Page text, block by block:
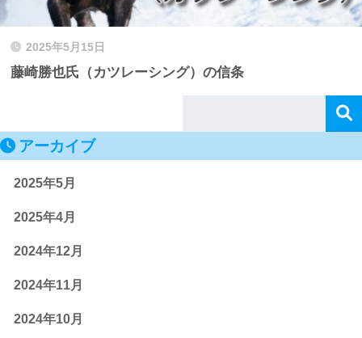
2025年5月15日
藤崎勝也氏（カツレーシング）の信条
アーカイブ
2025年5月
2025年4月
2024年12月
2024年11月
2024年10月